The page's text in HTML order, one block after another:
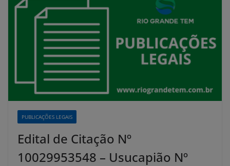
PUBLICAÇÕES LEGAIS
Edital de Citação Nº
10029953548 – Usucapião Nº